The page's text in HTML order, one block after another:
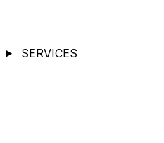
SERVICES